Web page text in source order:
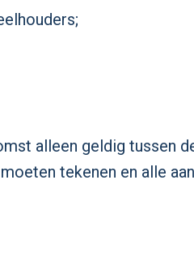
alleen geldig tussen
tekenen en alle